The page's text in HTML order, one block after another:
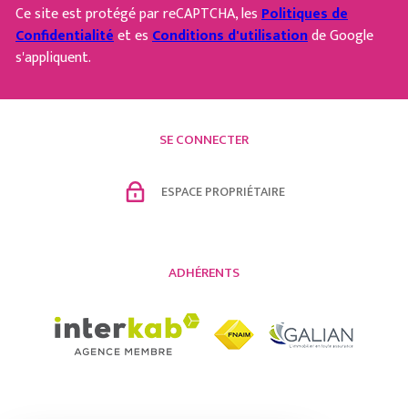
Ce site est protégé par reCAPTCHA, lesPolitiques de
Confidentialitéet esConditions d'utilisationde Google
s'appliquent.
SE CONNECTER
ESPACE PROPRIÉTAIRE
ADHÉRENTS